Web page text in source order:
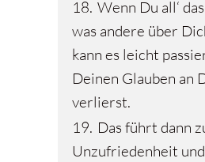
18. Wenn Du all‘
was andere über
kann es leicht
Deinen Glauben an
verlierst.
19. Das führt dann
Unzufriedenheit und